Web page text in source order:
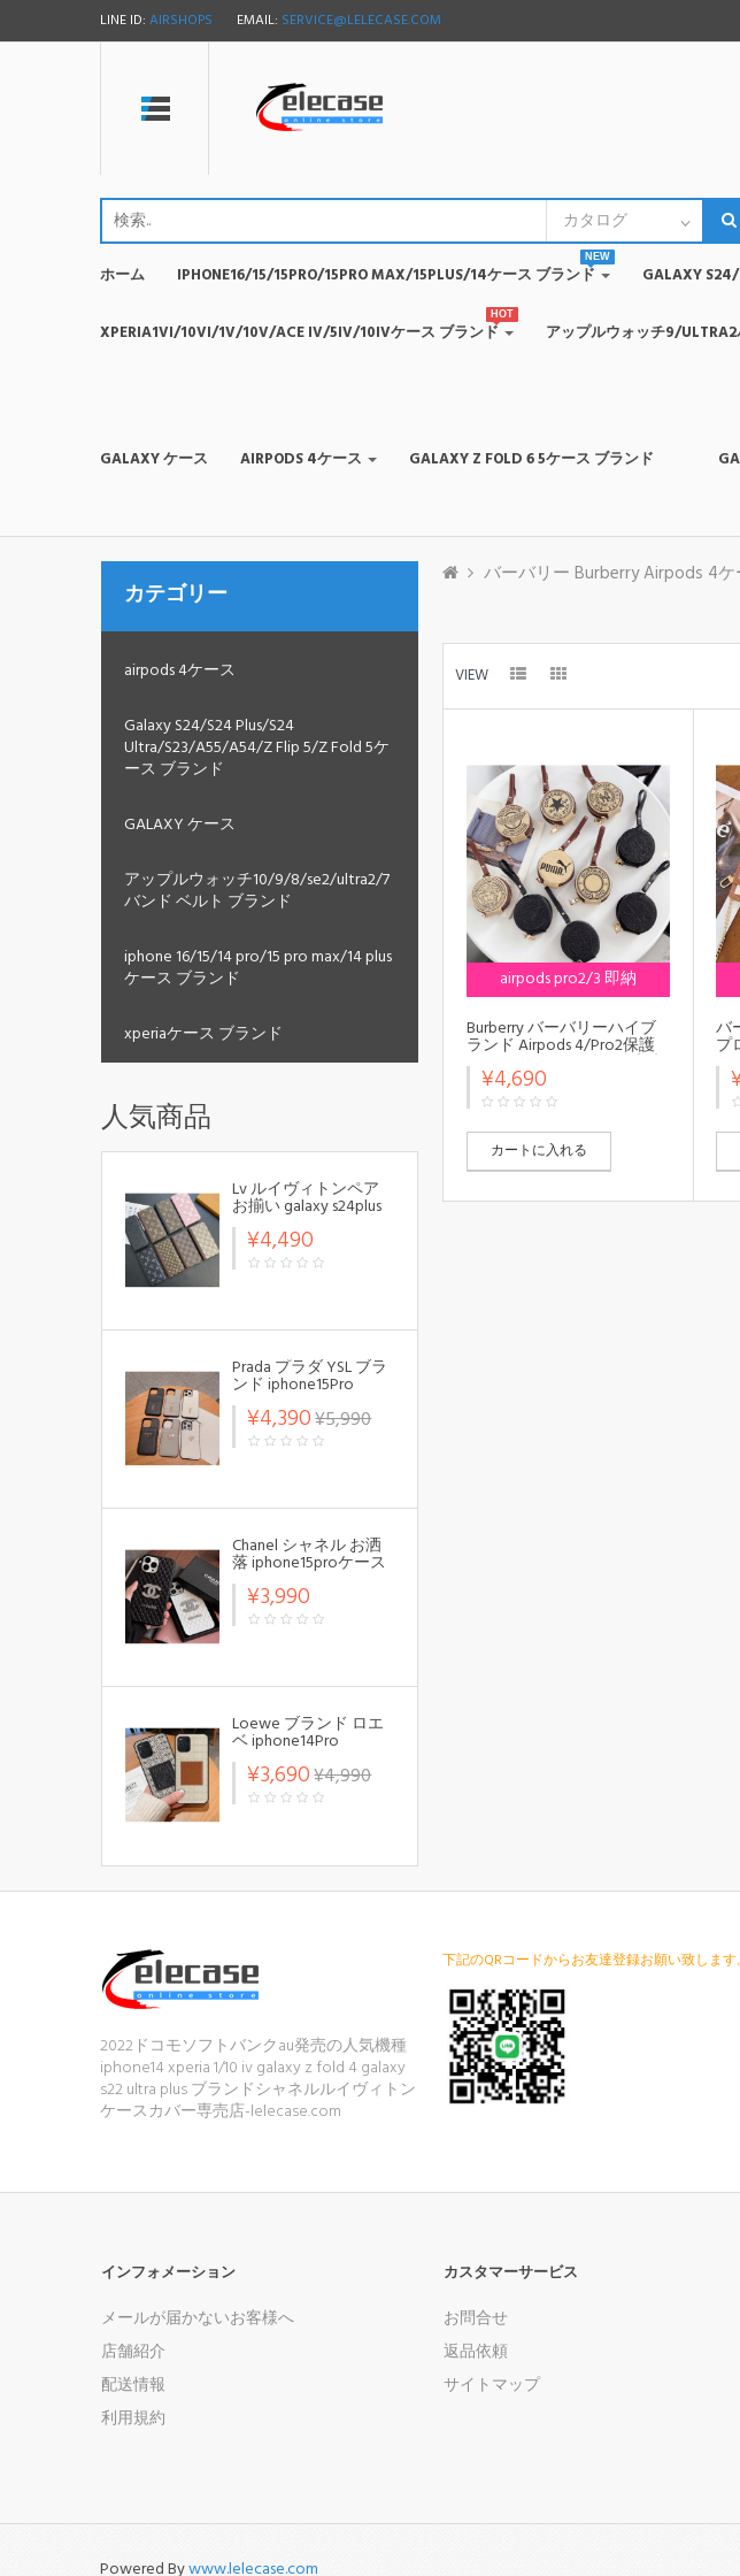
LINE ID: AIRSHOPS EMAIL: SERVICE@LELECASE.COM
ホーム
NEW
IPHONE16/15/15PRO/15PRO MAX/15PLUS/14ケース ブランド GALAXY
HOT
XPERIA1VI/10VI/1V/10V/ACE IV/5IV/10IVケース ブランド アップルウォッチ9/
GALAXY ケース AIRPODS 4ケース GALAXY Z FOLD 6 5ケース ブランド
カテゴリー
airpods 4ケース
Galaxy S24/S24 Plus/S24
Ultra/S23/A55/A54/Z Flip 5/Z Fold 5ケ
ース ブランド
GALAXY ケース
アップルウォッチ10/9/8/se2/ultra2/7
バンド ベルト ブランド
iphone 16/15/14 pro/15 pro max/14 plus
ケース ブランド
xperiaケース ブランド
人気商品
Lv ルイヴィトンペア
お揃い galaxy s24plus
s24 s23 s22ケース ギャ
ラクシーS24ウルトラ
s23ケース ファッショ
ン メンズ個性潮
ャラクシーS24 s23ス
LINEで簡単にご注文可
¥4,490
Prada プラダ YSL ブラ
ンド iphone15Pro
max/15Pro/14スマホケ
ース カード入り 上質
皮革製品 レザー Yves
Saint Laurent イヴ･サ
ド機能 収納可能 ファ
15プロ マックス/14プ
ロ/14カバーア 落下防
止 メンズ レディース
¥4,390¥5,990
Chanel シャネル お洒
落 iphone15proケース
キャラクター風 アイ
フォン15プロ カバー
カード 可愛い
¥3,990
Loewe ブランド ロエ
ベ iphone14Pro
max/14Pro/14スマホケ
ース アナグラムロゴ
レザー ギャラクシー
A53カバー LOEWE 軽
iv/10 iv携帯ケース 衝
¥3,690¥4,990
バーバリー Burberry Airpods 4ケ
VIEW
airpods pro2/3 即納
Burberry バーバリーハイブ
ランド Airpods 4/Pro2保護
カバー カラビナ付き紛失防
止 Airpods Max/Pro2/3ケー
ス 第3世代 革製airpods pro2
ケース ネクタイ型 軽量 エア
ーポッズ マクス/プロ2カバ
ー モノグラム 男女通用
¥4,690
カートに入れる
バ
プ
ム
ケ
2022ドコモソフトバンクau発売の人気機種
iphone14 xperia 1/10 iv galaxy z fold 4 galaxy
s22 ultra plus ブランドシャネルルイヴィトン
ケースカバー専売店-lelecase.com
下記のQRコードからお友達登録お願い致します。
インフォメーション
メールが届かないお客様へ
店舗紹介
配送情報
利用規約
カスタマーサービス
お問合せ
返品依頼
サイトマップ
Powered Bywww.lelecase.com